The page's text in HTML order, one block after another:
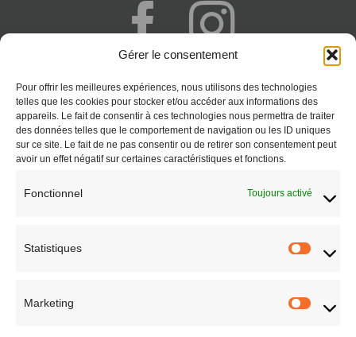
Gérer le consentement
Pour offrir les meilleures expériences, nous utilisons des technologies
telles que les cookies pour stocker et/ou accéder aux informations des
appareils. Le fait de consentir à ces technologies nous permettra de traiter
des données telles que le comportement de navigation ou les ID uniques
sur ce site. Le fait de ne pas consentir ou de retirer son consentement peut
avoir un effet négatif sur certaines caractéristiques et fonctions.
Fonctionnel Toujours activé
Statistiques
Marketing
Saint-Paul - Réunion
CONTACT